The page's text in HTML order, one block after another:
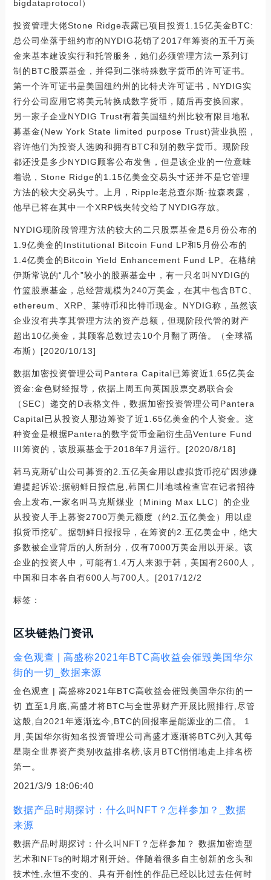
bigdataprotocol）
投资管理大佬Stone Ridge表露已项目投资1.15亿美金BTC:
总公司坐落于纽约市的NYDIG花销了2017年筹资的五千万美
金来基本建设实行和托管服务，她们必须管理方法一系列订
制的BTC股票基金，并得到二张特殊数字货币的许可证书。
第一个许可证书是美国纽约州的比特犬许可证书，NYDIG实
行分公司应用它将美元转换成数字货币，随后再变换回家。
另一家子企业NYDIG Trust有着美国纽约州比较有限目地私
募基金(New York State limited purpose Trust)营业执照，
容许他们为投资人选购和拥有BTC和别的数字货币。现阶段
都还没是多少NYDIG顾客公布发售，但是该企业的一位意味
着说，Stone Ridge的1.15亿美金交易头寸还并不是它管理
方法的较大交易头寸。上月，Ripple老总查尔斯·拉森表露，
他早已将在其中一个XRP钱夹转交给了NYDIG存放。
NYDIG现阶段管理方法的较大的二只股票基金是6月份公布的
1.9亿美金的Institutional Bitcoin Fund LP和5月份公布的
1.4亿美金的Bitcoin Yield Enhancement Fund LP。在格纳
伊斯常说的“几个”较小的股票基金中，有一只名叫NYDIG的
竹篮股票基金，总经营规模为240万美金，在其中包含BTC、
ethereum、XRP、莱特币和比特币现金。NYDIG称，虽然该
企业沒有共享其管理方法的资产总额，但现阶段代管的财产
超出10亿美金，其顾客总数过去10个月翻了两倍。（全球福
布斯）[2020/10/13]
数据加密投资管理公司Pantera Capital已筹资近1.65亿美金
资金:金色财经报导，依据上周五向英国股票交易联合会
（SEC）递交的D表格文件，数据加密投资管理公司Pantera
Capital已从投资人那边筹资了近1.65亿美金的个人资金。这
种资金是根据Pantera的数字货币金融衍生品Venture Fund
III筹资的，该股票基金于2018年7月运行。[2020/8/18]
韩马克斯矿山公司募资的2.五亿美金用以虚拟货币挖矿因涉嫌
遭提起诉讼:据朝鲜日报信息,韩国仁川地域检查官在记者招待
会上发布,一家名叫马克斯煤业（Mining Max LLC）的企业
从投资人手上募资2700万美元额度（约2.五亿美金）用以虚
拟货币挖矿。据朝鲜日报报导，在筹资的2.五亿美金中，绝大
多数被企业背后的人所刮分，仅有7000万美金用以开采。该
企业的投资人中，可能有1.4万人来源于韩，美国有2600人，
中国和日本各自有600人与700人。[2017/12/2
标签：
区块链热门资讯
金色观查 | 高盛称2021年BTC高收益会催毁美国华尔
街的一切_数据来源
金色观查 | 高盛称2021年BTC高收益会催毁美国华尔街的一
切 直至1月底,高盛才将BTC与全世界财产开展比照排行,尽管
这般,自2021年逐渐迄今,BTC的回报率是能源业的二倍。 1
月,美国华尔街知名投资管理公司高盛才逐渐将BTC列入其每
星期全世界资产类别收益排名榜,该月BTC悄悄地走上排名榜
第一。
2021/3/9 18:06:40
数据产品时期探讨：什么叫NFT？怎样参加？_数据
来源
数据产品时期探讨：什么叫NFT？怎样参加？ 数据加密造型
艺术和NFTs的时期才刚开始。伴随着很多自主创新的念头和
技术性,永恒不变的、具有开创性的作品已经以比过去任何时